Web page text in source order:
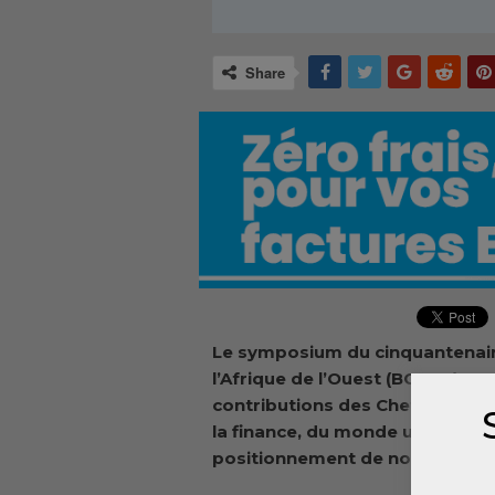
Share
Le symposium du
l’Afrique de l’Ouest (BCEAO)
contributions des Chefs
la finance, du monde
positionnement de notre